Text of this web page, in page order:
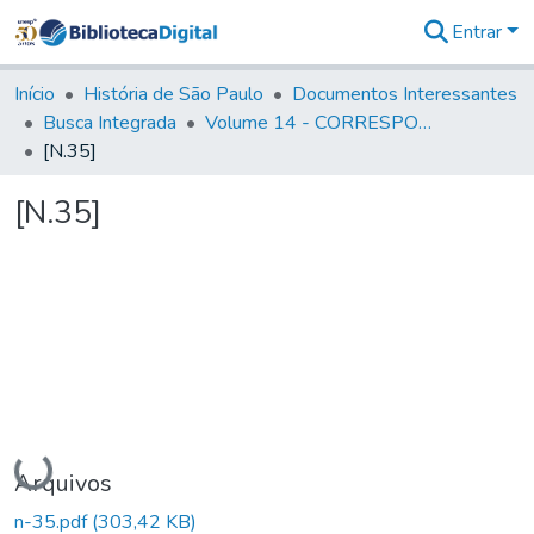
&
Coleções
Tudo na
Entrar
Início História de São Paulo
Documentos Interessantes
Busca Integrada
Volume 14 - CORRESPONDENCIAS DIVERSAS
[N.35]
[N.35]
Carregando...
Arquivos
n-35.pdf(303,42 KB)